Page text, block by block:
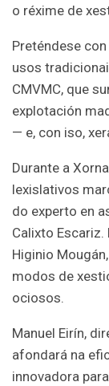
o réxime de
Preténdese
usos
CMVMC, que
explotación
— e, con iso,
Durante a
lexislativos
do experto en
Calixto
Higinio
modos de
ociosos.
Manuel Eirín,
afondará na
innovadora